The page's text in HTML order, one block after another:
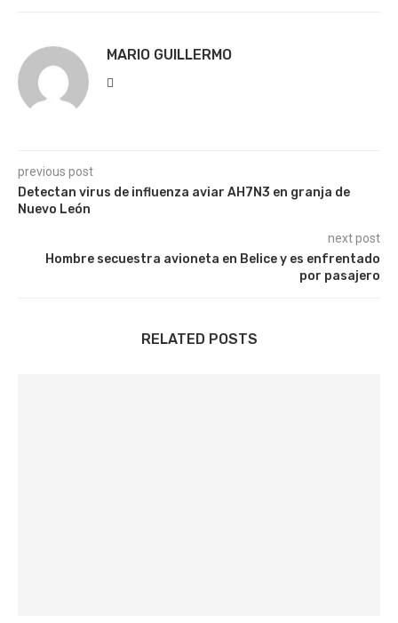
MARIO GUILLERMO
previous post
Detectan virus de influenza aviar AH7N3 en granja de
Nuevo León
next post
Hombre secuestra avioneta en Belice y es enfrentado
por pasajero
RELATED POSTS